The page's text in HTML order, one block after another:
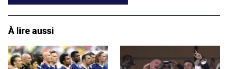
À lire aussi